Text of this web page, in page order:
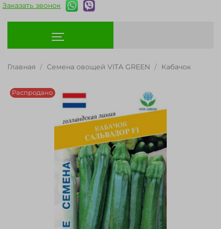
Заказать звонок
Главная Семена овощей VITA GREEN Кабачок
Распродано